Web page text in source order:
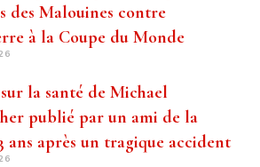
des Malouines contre
à la Coupe du Monde
la santé de Michael
publié par un ami de la
ans après un tragique accident